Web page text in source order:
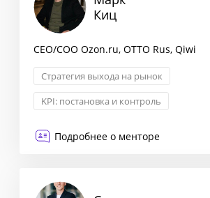
Киц
CEO/COO Ozon.ru, OTTO Rus, Qiwi
Стратегия выхода на рынок
KPI: постановка и контроль
Подробнее о менторе